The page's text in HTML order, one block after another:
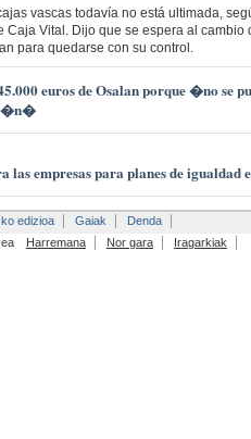
vascas todavía no está ultimada,
Caja Vital. Dijo que se espera al cambio
para quedarse con su control.
euros de Osalan porque �no se
las empresas para planes de igualdad
edizioa Gaiak
Denda
Harremana Nor gara Iragarkiak